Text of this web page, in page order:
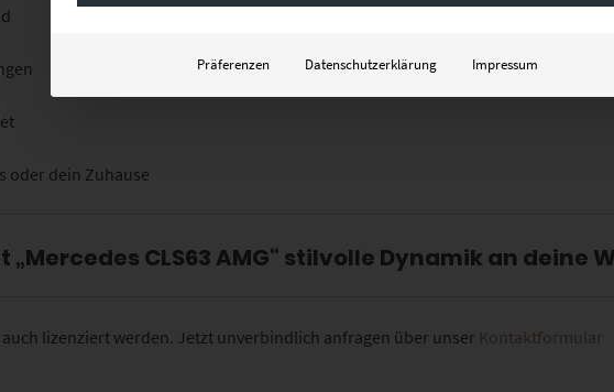
oder dein Zuhause
CLS63 AMG“ stilvolle Dynamik an deine
auch lizenziert werden. Jetzt unverbindlich anfragen über unser Kontaktformular
Präferenzen Datenschutzerklärung Impressum